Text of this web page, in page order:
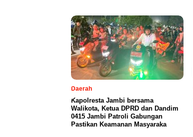
Daerah
Kapolresta Jambi bersama
Walikota, Ketua DPRD dan Dandim
0415 Jambi Patroli Gabungan
Pastikan Keamanan Masyaraka